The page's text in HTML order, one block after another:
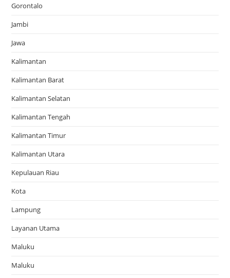
Gorontalo
Jambi
Jawa
Kalimantan
Kalimantan Barat
Kalimantan Selatan
Kalimantan Tengah
Kalimantan Timur
Kalimantan Utara
Kepulauan Riau
Kota
Lampung
Layanan Utama
Maluku
Maluku